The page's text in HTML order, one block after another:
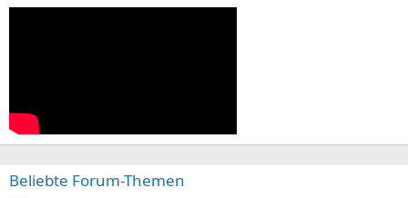
Beliebte Forum-Themen